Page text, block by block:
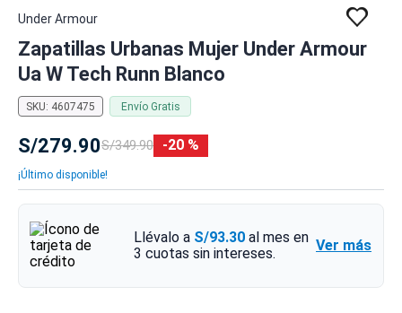
Under Armour
Zapatillas Urbanas Mujer Under Armour
Ua W Tech Runn Blanco
SKU: 4607475 Envío Gratis
S/279.90S/349.90 20 %
¡Último disponible!
Llévalo a S/93.30 al mes en
3 cuotas sin intereses. Ver más
3.
zapatillas adidas hombre
4.
zapatillas adidas mujer
6.
zapatillas nike hombre
7. zapatillas nike mujer